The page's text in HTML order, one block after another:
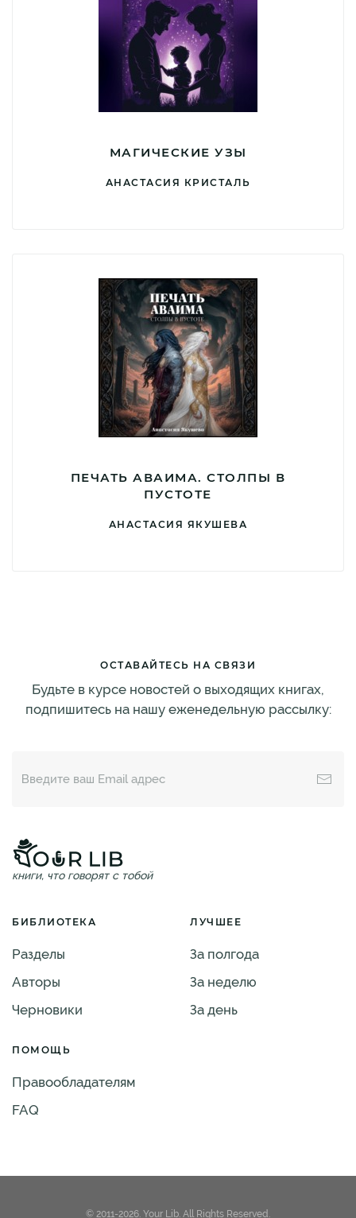
МАГИЧЕСКИЕ УЗЫ
АНАСТАСИЯ КРИСТАЛЬ
ПЕЧАТЬ АВАИМА. СТОЛПЫ В
ПУСТОТЕ
АНАСТАСИЯ ЯКУШЕВА
ОСТАВАЙТЕСЬ НА СВЯЗИ
Будьте в курсе новостей о выходящих книгах,
подпишитесь на нашу еженедельную рассылку:
книги, что говорят с тобой
БИБЛИОТЕКА
Разделы
Авторы
Черновики
ЛУЧШЕЕ
За полгода
За неделю
За день
ПОМОЩЬ
Правообладателям
FAQ
© 2011-2026. Your Lib. All Rights Reserved.